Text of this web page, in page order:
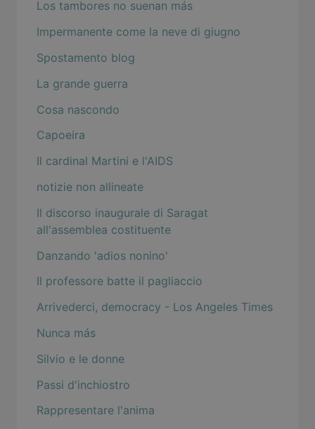
Los tambores no suenan más
Impermanente come la neve di giugno
Spostamento blog
La grande guerra
Cosa nascondo
Capoeira
Il cardinal Martini e l'AIDS
notizie non allineate
Il discorso inaugurale di Saragat
all'assemblea costituente
Danzando 'adios nonino'
Il professore batte il pagliaccio
Arrivederci, democracy - Los Angeles Times
Nunca más
Silvio e le donne
Passi d'inchiostro
Rappresentare l'anima